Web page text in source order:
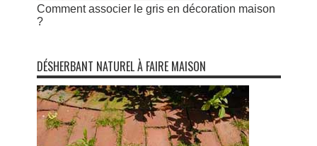
Comment associer le gris en décoration maison
?
DÉSHERBANT NATUREL À FAIRE MAISON